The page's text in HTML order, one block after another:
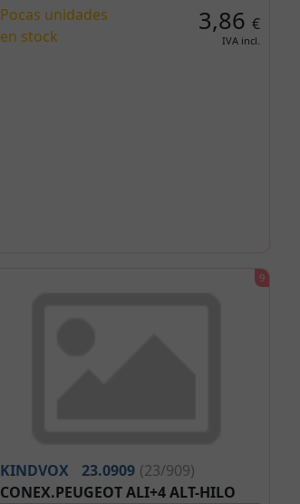
Pocas unidades
en stock
3,86€
IVA incl.
KINDVOX 23.0909 (23/909)
CONEX.PEUGEOT ALI+4 ALT-HILO